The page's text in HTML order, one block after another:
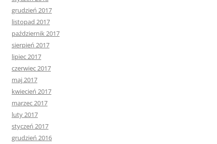
grudzień 2017
listopad 2017
październik 2017
sierpień 2017
lipiec 2017
czerwiec 2017
maj 2017
kwiecień 2017
marzec 2017
luty 2017
styczeń 2017
grudzień 2016